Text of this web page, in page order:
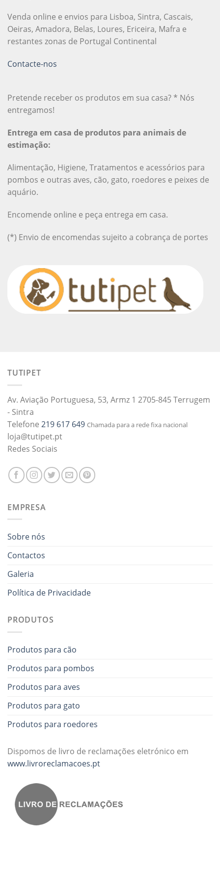
Venda online e envios para Lisboa, Sintra, Cascais,
Oeiras, Amadora, Belas, Loures, Ericeira, Mafra e
restantes zonas de Portugal Continental
Contacte-nos
Pretende receber os produtos em sua casa? * Nós
entregamos!
Entrega em casa de produtos para animais de
estimação:
Alimentação, Higiene, Tratamentos e acessórios para
pombos e outras aves, cão, gato, roedores e peixes de
aquário.
Encomende online e peça entrega em casa.
(*) Envio de encomendas sujeito a cobrança de portes
TUTIPET
Av. Aviação Portuguesa, 53, Armz 1 2705-845 Terrugem
- Sintra
Telefone 219 617 649 Chamada para a rede fixa nacional
loja@tutipet.pt
Redes Sociais
EMPRESA
Sobre nós
Contactos
Galeria
Política de Privacidade
PRODUTOS
Produtos para cão
Produtos para pombos
Produtos para aves
Produtos para gato
Produtos para roedores
Dispomos de livro de reclamações eletrónico em
www.livroreclamacoes.pt